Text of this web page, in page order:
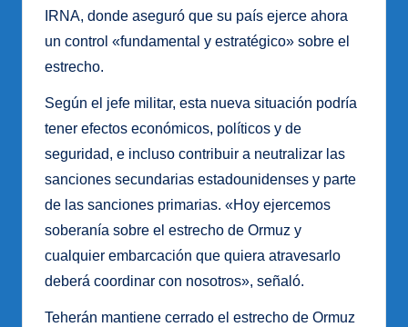
IRNA, donde aseguró que su país ejerce ahora
un control «fundamental y estratégico» sobre el
estrecho.
Según el jefe militar, esta nueva situación podría
tener efectos económicos, políticos y de
seguridad, e incluso contribuir a neutralizar las
sanciones secundarias estadounidenses y parte
de las sanciones primarias. «Hoy ejercemos
soberanía sobre el estrecho de Ormuz y
cualquier embarcación que quiera atravesarlo
deberá coordinar con nosotros», señaló.
Teherán mantiene cerrado el estrecho de Ormuz